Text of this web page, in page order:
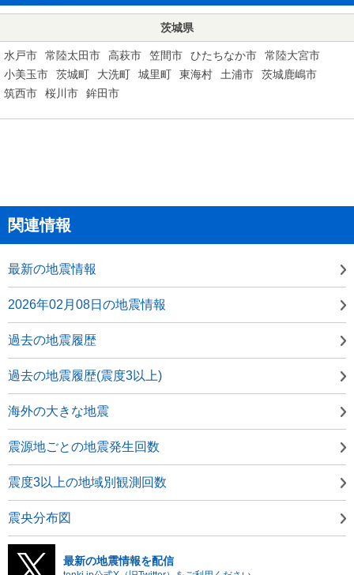
茨城県
水戸市 常陸太田市 高萩市 笠間市 ひたちなか市
常陸大宮市
小美玉市
茨城町 大洗町 城里町 東海村 土浦市
茨城鹿嶋市
筑西市
桜川市 鉾田市
関連情報
最新の地震情報
2026年02月08日の地震情報
過去の地震履歴
過去の地震履歴(震度3以上)
海外の大きな地震
震源地ごとの地震発生回数
震度3以上の地域別観測回数
震央分布図
最新の地震情報を配信